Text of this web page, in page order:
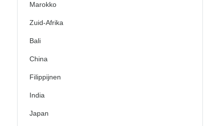
Marokko
Zuid-Afrika
Bali
China
Filippijnen
India
Japan